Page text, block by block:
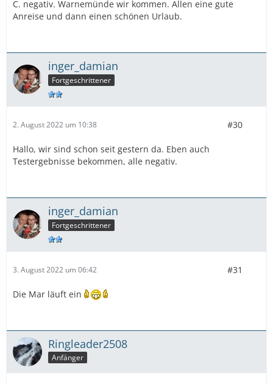
C. negativ. Warnemünde wir kommen. Allen eine gute
Anreise und dann einen schönen Urlaub.
inger_damian
Fortgeschrittener
2. August 2022 um 10:38 #30
Hallo, wir sind schon seit gestern da. Eben auch
Testergebnisse bekommen, alle negativ.
inger_damian
Fortgeschrittener
3. August 2022 um 06:42 #31
Die Mar läuft ein
Ringleader2508
Anfänger